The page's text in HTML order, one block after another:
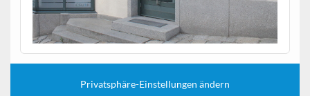
Privatsphäre-Einstellungen ändern